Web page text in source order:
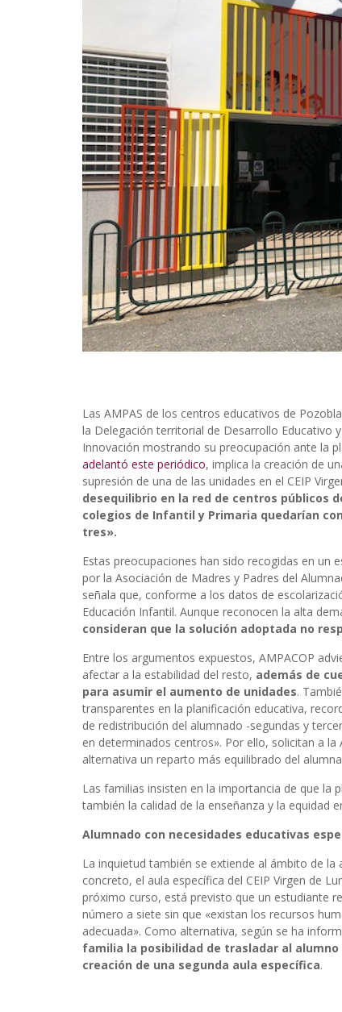
Las AMPAS de los centros educativos de
la Delegación territorial de Desarrollo Educativo
Innovación mostrando su preocupación ante la
adelantó este periódico, implica la creación de
supresión de una de las unidades en el CEIP
desequilibrio en la red de centros públicos
colegios de Infantil y Primaria quedarían
tres».
Estas preocupaciones han sido recogidas en un
por la Asociación de Madres y Padres del
señala que, conforme a los datos de
Educación Infantil. Aunque reconocen la alta
consideran que la solución adoptada no
Entre los argumentos expuestos, AMPACOP
afectar a la estabilidad del resto, además de
para asumir el aumento de unidades.
transparentes en la planificación educativa,
de redistribución del alumnado -segundas y
en determinados centros». Por ello, solicitan a
alternativa un reparto más equilibrado del
Las familias insisten en la importancia de que la
también la calidad de la enseñanza y la equidad
Alumnado con necesidades educativas
La inquietud también se extiende al ámbito de la
concreto, el aula específica del CEIP Virgen de
próximo curso, está previsto que un estudiante
número a siete sin que «existan los recursos
adecuada». Como alternativa, según se ha
familia la posibilidad de trasladar al
creación de una segunda aula específica.